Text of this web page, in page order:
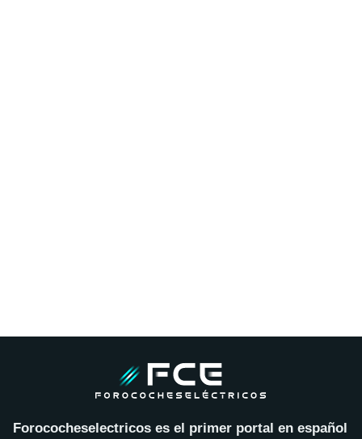
Forococheselectricos es el primer portal en español